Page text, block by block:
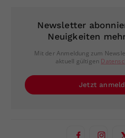
Newsletter
Neuigkeiten
Mit der Anmeldung zum
aktuell gültigen
Jetzt